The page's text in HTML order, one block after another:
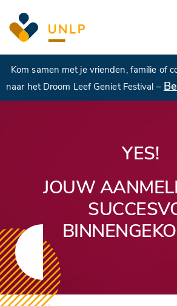
Kom samen met je vrienden, familie of
naar het Droom Leef Geniet Festival –
YES!
JOUW